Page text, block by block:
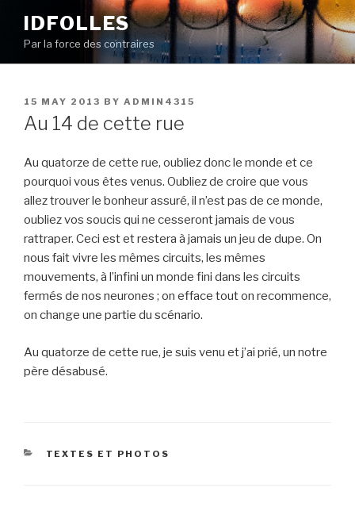
content
IDFOLLES
Par la force des contraires
POSTED
ON
15 MAY 2013 BY ADMIN4315
Au 14 de cette rue
Au quatorze de cette rue, oubliez donc le monde et ce
pourquoi vous êtes venus. Oubliez de croire que vous
allez trouver le bonheur assuré, il n’est pas de ce monde,
oubliez vos soucis qui ne cesseront jamais de vous
rattraper. Ceci est et restera à jamais un jeu de dupe. On
nous fait vivre les mêmes circuits, les mêmes
mouvements, à l’infini un monde fini dans les circuits
fermés de nos neurones ; on efface tout on recommence,
on change une partie du scénario.
Au quatorze de cette rue, je suis venu et j’ai prié, un notre
père désabusé.
CATEGORIES
TEXTES ET PHOTOS